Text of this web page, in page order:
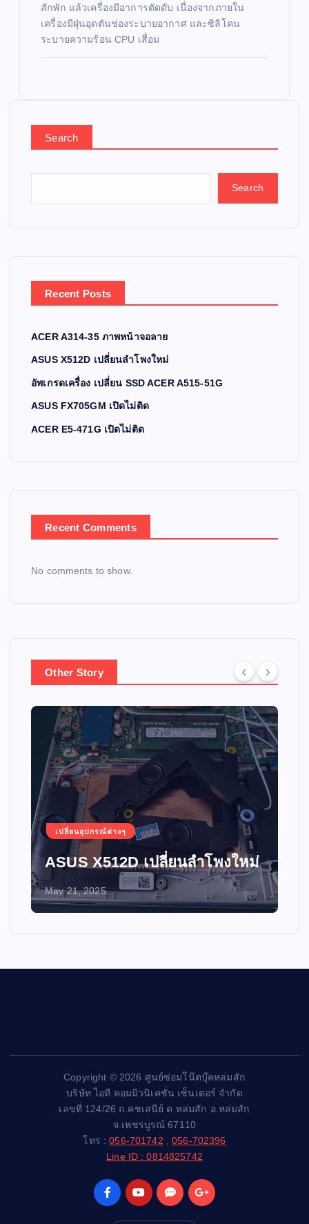
สักพัก แล้วเครื่องมีอาการตัดดับ เนื่องจากภายใน
เครื่องมีฝุ่นอุดตันช่องระบายอากาศ และซิลิโคน
ระบายความร้อน CPU เสื่อม
Search
Search
Recent Posts
ACER A314-35 ภาพหน้าจอลาย
ASUS X512D เปลี่ยนลำโพงใหม่
อัพเกรดเครื่อง เปลี่ยน SSD ACER A515-51G
ASUS FX705GM เปิดไม่ติด
ACER E5-471G เปิดไม่ติด
Recent Comments
No comments to show.
Other Story
เปลี่ยนอุปกรณ์ต่างๆ
ASUS X512D เปลี่ยนลำโพงใหม่
May 21, 2025
Copyright © 2026 ศูนย์ซ่อมโน๊ตบุ๊คหล่มสัก
บริษัท ไอที คอมมิวนิเคชั่น เซ็นเตอร์ จำกัด
เลขที่ 124/26 ถ.คชเสนีย์ ต.หล่มสัก อ.หล่มสัก
จ.เพชรบูรณ์ 67110
โทร :056-701742 ,056-702396
Line ID : 0814825742